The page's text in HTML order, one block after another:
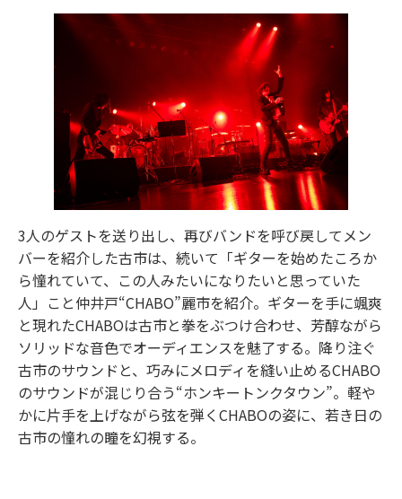
3人のゲストを送り出し、再びバンドを呼び戻してメン
バーを紹介した古市は、続いて「ギターを始めたころか
ら憧れていて、この人みたいになりたいと思っていた
人」こと仲井戸“CHABO”麗市を紹介。ギターを手に颯爽
と現れたCHABOは古市と拳をぶつけ合わせ、芳醇ながら
ソリッドな音色でオーディエンスを魅了する。降り注ぐ
古市のサウンドと、巧みにメロディを縫い止めるCHABO
のサウンドが混じり合う“ホンキートンクタウン”。軽や
かに片手を上げながら弦を弾くCHABOの姿に、若き日の
古市の憧れの瞳を幻視する。